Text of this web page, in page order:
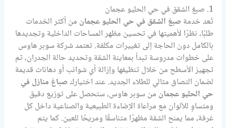
1. صبغ الشقق في حي الحليو عجمان
تُعد خدمة صبغ الشقق في حي الحليو عجمان من أكثر الخدمات
طلبًا، نظرًا لأهميتها في تحسين مظهر المساحات الداخلية وتجديدها
بالكامل دون الحاجة إلى تغييرات مكلفة. تعتمد شركة سوبر هاوس
على خطوات مدروسة تبدأ بمعاينة الشقة وتحديد حالة الجدران، ثم
تجهيز الأسطح من خلال تنظيفها وإزالة أي شوائب أو دهانات قديمة
لضمان التصاق مثالي للطلاء الجديد. عند اختياركصباغ منازل في
حي الحليو عجمان من سوبر هاوس، ستحصل على توزيع دقيق
ومتساوٍ للألوان مع مراعاة الإضاءة الطبيعية والصناعية داخل كل
غرفة، مما يمنح الشقة مظهرًا متناسقًا ومريحًا للعين. كما يتم